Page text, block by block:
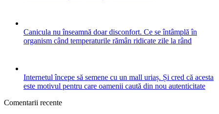
Canicula nu înseamnă doar disconfort. Ce se întâmplă în
organism când temperaturile rămân ridicate zile la rând
Internetul începe să semene cu un mall uriaș. Și cred că acesta
este motivul pentru care oamenii caută din nou autenticitate
Comentarii recente